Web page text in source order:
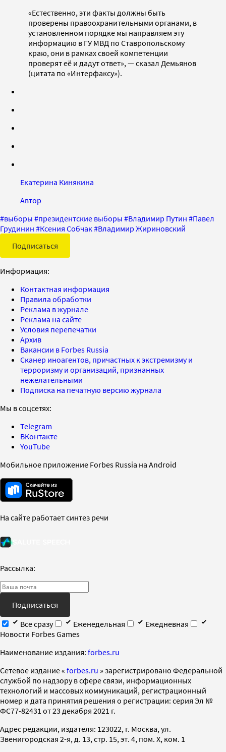
«Естественно, эти факты должны быть
проверены правоохранительными органами, в
установленном порядке мы направляем эту
информацию в ГУ МВД по Ставропольскому
краю, они в рамках своей компетенции
проверят её и дадут ответ», — сказал Демьянов
(цитата по «Интерфаксу»).
Екатерина Кинякина
Автор
#выборы #президентские выборы #Владимир Путин #Павел
Грудинин #Ксения Собчак#Владимир Жириновский
Подписаться
Информация:
Контактная информация
Правила обработки
Реклама в журнале
Реклама на сайте
Условия перепечатки
Архив
Вакансии в Forbes Russia
Сканер иноагентов, причастных к экстремизму и
терроризму и организаций, признанных
нежелательными
Подписка на печатную версию журнала
Мы в соцсетях:
Telegram
ВКонтакте
YouTube
Мобильное приложение Forbes Russia на Android
На сайте работает синтез речи
Рассылка:
Подписаться
Все сразу
Еженедельная
Ежедневная
Новости Forbes Games
Наименование издания: forbes.ru
Cетевое издание « forbes.ru » зарегистрировано Федеральной
службой по надзору в сфере связи, информационных
технологий и массовых коммуникаций, регистрационный
номер и дата принятия решения о регистрации: серия Эл №
ФС77-82431 от 23 декабря 2021 г.
Адрес редакции, издателя: 123022, г. Москва, ул.
Звенигородская 2-я, д. 13, стр. 15, эт. 4, пом. X, ком. 1